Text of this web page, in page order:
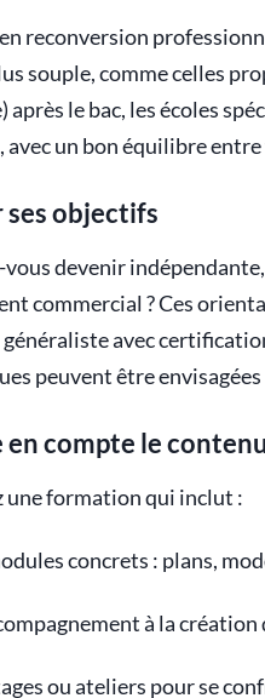
reconversion
souple, comme celles
après le bac, les écoles
avec un bon équilibre
objectifs
devenir
commercial ? Ces
avec
peuvent être
en compte le
une formation qui inclut :
concrets : plans,
à la création
ou ateliers pour se